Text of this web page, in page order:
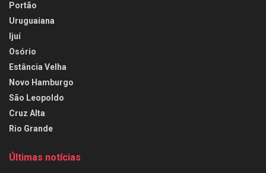
Portão
Uruguaiana
Ijuí
Osório
Estância Velha
Novo Hamburgo
São Leopoldo
Cruz Alta
Rio Grande
Últimas notícias